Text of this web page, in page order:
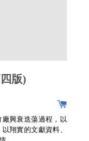
版)
興衰迭蕩過程，以
翔實的文獻資料、